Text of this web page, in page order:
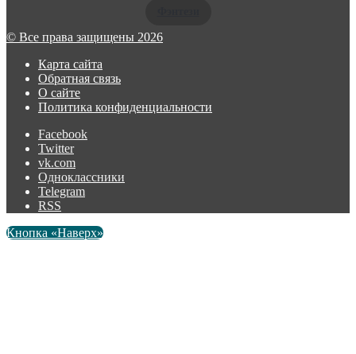
© Все права защищены 2026
Карта сайта
Обратная связь
О сайте
Политика конфиденциальности
Facebook
Twitter
vk.com
Одноклассники
Telegram
RSS
Кнопка «Наверх»